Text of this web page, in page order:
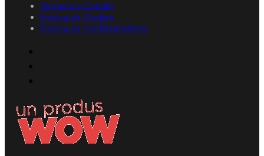
Termene și Condiții
Politica de Cookies
Politica de Confidențialitate